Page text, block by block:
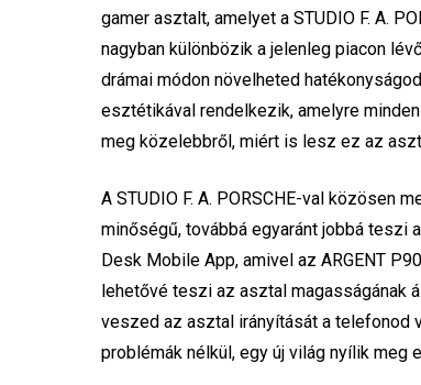
gamer asztalt, amelyet a STUDIO F. A.
nagyban különbözik a jelenleg piacon
drámai módon növelheted
esztétikával rendelkezik, amelyre
meg közelebbről, miért is lesz ez az
A STUDIO F. A. PORSCHE-val közösen
minőségű, továbbá egyaránt jobbá teszi
Desk Mobile App, amivel az ARGENT
lehetővé teszi az asztal magasságának
veszed az asztal irányítását a
problémák nélkül, egy új világ nyílik